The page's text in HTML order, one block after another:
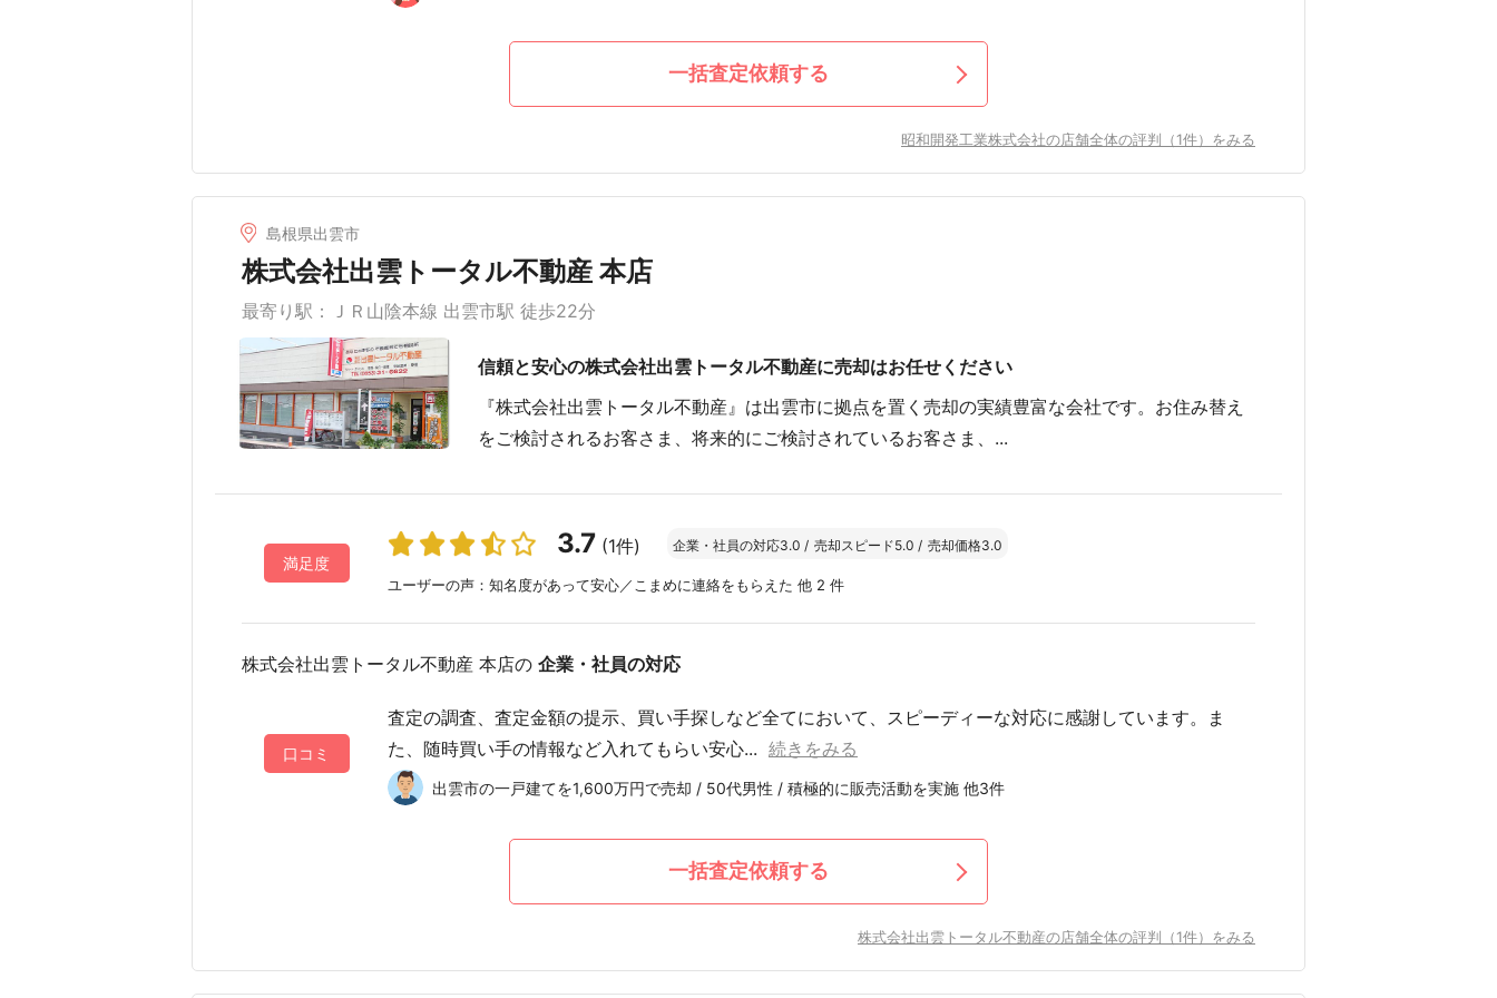
一括査定依頼する
昭和開発工業株式会社の店舗全体の評判（1件）をみる
島根県出雲市
株式会社出雲トータル不動産 本店
最寄り駅：ＪＲ山陰本線 出雲市駅 徒歩22分
信頼と安心の株式会社出雲トータル不動産に売却はお任せください
『株式会社出雲トータル不動産』は出雲市に拠点を置く売却の実績豊富な会社です。お住み替え
をご検討されるお客さま、将来的にご検討されているお客さま、...
満足度
3.7 (1件) 企業・社員の対応3.0 / 売却スピード5.0 / 売却価格3.0
ユーザーの声：知名度があって安心／こまめに連絡をもらえた 他 2 件
株式会社出雲トータル不動産 本店の 企業・社員の対応
口コミ
査定の調査、査定金額の提示、買い手探しなど全てにおいて、スピーディーな対応に感謝しています。ま
た、随時買い手の情報など入れてもらい安心... 続きをみる
出雲市の一戸建てを1,600万円で売却 / 50代男性 / 積極的に販売活動を実施 他3件
一括査定依頼する
株式会社出雲トータル不動産の店舗全体の評判（1件）をみる